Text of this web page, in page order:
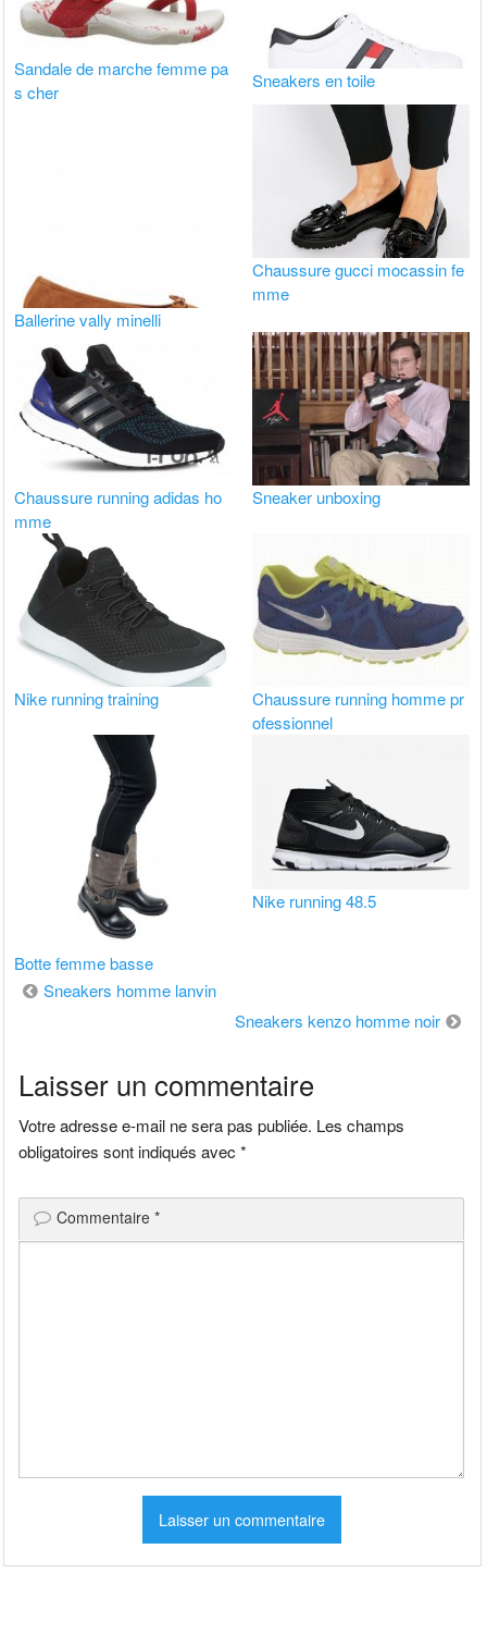
Sandale de marche femme pa
s cher
Sneakers en toile
Ballerine vally minelli
Chaussure gucci mocassin fe
mme
Chaussure running adidas ho
mme
Sneaker unboxing
Nike running training
Chaussure running homme pr
ofessionnel
Botte femme basse
Nike running 48.5
Navigation
l’article
Sneakers homme lanvin
Sneakers kenzo homme noir
Laisser un commentaire
Votre adresse e-mail ne sera pas publiée. Les champs
obligatoires sont indiqués avec*
Commentaire*